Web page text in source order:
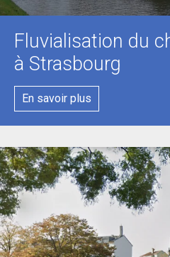
Fluvialisation du
à Strasbourg
En savoir plus